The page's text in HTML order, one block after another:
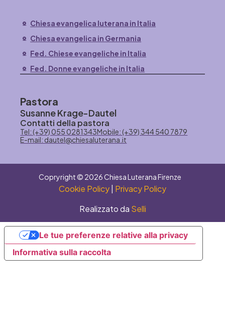
Chiesa evangelica luterana in Italia
Chiesa evangelica in Germania
Fed. Chiese evangeliche in Italia
Fed. Donne evangeliche in Italia
Pastora
Susanne Krage-Dautel
Contatti della pastora
Tel: (+39) 055 0281343Mobile: (+39) 344 540 7879
E-mail: dautel@chiesaluterana.it
Copryright © 2026 Chiesa Luterana Firenze
Cookie Policy Privacy Policy
Realizzato da Selli
Informativa sulla raccolta
Le tue preferenze relative alla privacy